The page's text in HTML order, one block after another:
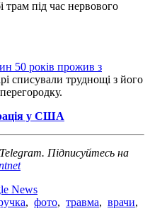
трам під час нервового
50 років прожив з
списували труднощі з його
у США
Підписуйтесь на
News
, фото, травма, врачи,